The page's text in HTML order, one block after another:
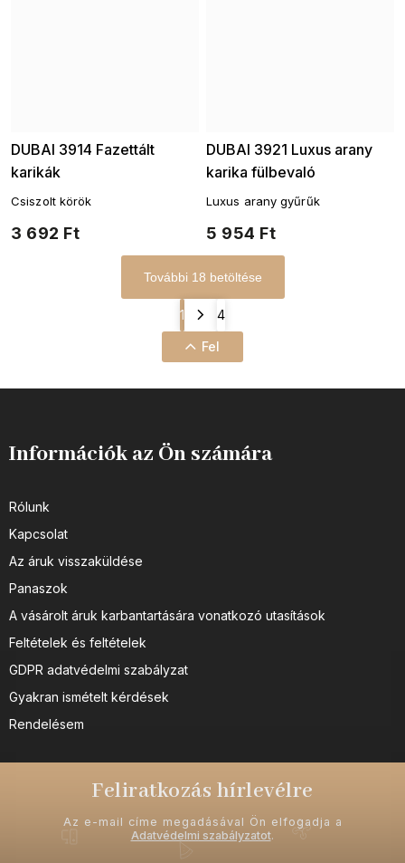
DUBAI 3914 Fazettált
karikák
3 692 Ft
Csiszolt körök
DUBAI 3921 Luxus arany
karika fülbevaló
5 954 Ft
Luxus arany gyűrűk
További 18 betöltése
1 4
Fel
Információk az Ön számára
Rólunk
Kapcsolat
Az áruk visszaküldése
Panaszok
A vásárolt áruk karbantartására vonatkozó utasítások
Feltételek és feltételek
GDPR adatvédelmi szabályzat
Gyakran ismételt kérdések
Rendelésem
Feliratkozás hírlevélre
Az e-mail címe megadásával Ön elfogadja a
Adatvédelmi szabályzatot.